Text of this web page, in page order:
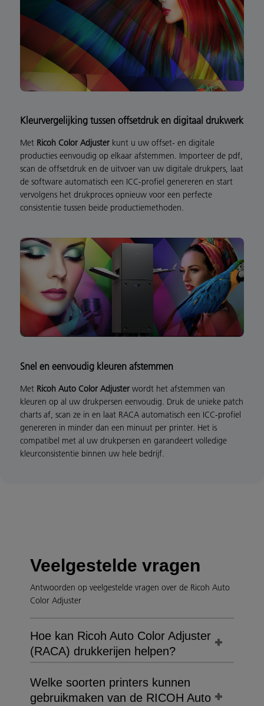
Kleurvergelijking tussen offsetdruk en digitaal drukwerk
Met Ricoh Color Adjuster kunt u uw offset- en digitale
producties eenvoudig op elkaar afstemmen. Importeer de pdf,
scan de offsetdruk en de uitvoer van uw digitale drukpers, laat
de software automatisch een ICC-profiel genereren en start
vervolgens het drukproces opnieuw voor een perfecte
consistentie tussen beide productiemethoden.
Snel en eenvoudig kleuren afstemmen
Met Ricoh Auto Color Adjuster wordt het afstemmen van
kleuren op al uw drukpersen eenvoudig. Druk de unieke patch
charts af, scan ze in en laat RACA automatisch een ICC-profiel
genereren in minder dan een minuut per printer. Het is
compatibel met al uw drukpersen en garandeert volledige
kleurconsistentie binnen uw hele bedrijf.
Veelgestelde vragen
Antwoorden op veelgestelde vragen over de Ricoh Auto
Color Adjuster
Hoe kan Ricoh Auto Color Adjuster
(RACA) drukkerijen helpen?
Welke soorten printers kunnen
gebruikmaken van de RICOH Auto